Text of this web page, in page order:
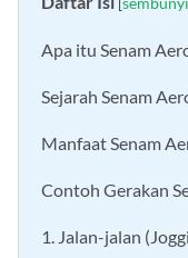
Apa itu Senam
Sejarah Senam
Manfaat Senam
Contoh Gerakan
1. Jalan-jalan